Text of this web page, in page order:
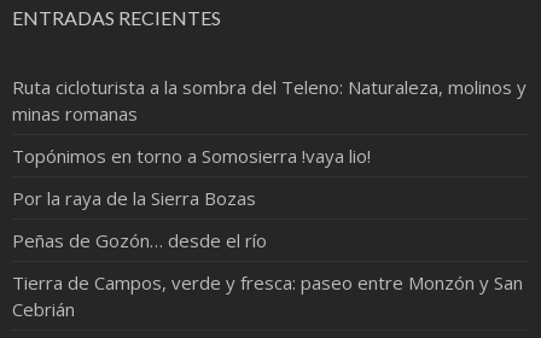
ENTRADAS RECIENTES
Ruta cicloturista a la sombra del Teleno: Naturaleza, molinos y
minas romanas
Topónimos en torno a Somosierra !vaya lio!
Por la raya de la Sierra Bozas
Peñas de Gozón… desde el río
Tierra de Campos, verde y fresca: paseo entre Monzón y San
Cebrián